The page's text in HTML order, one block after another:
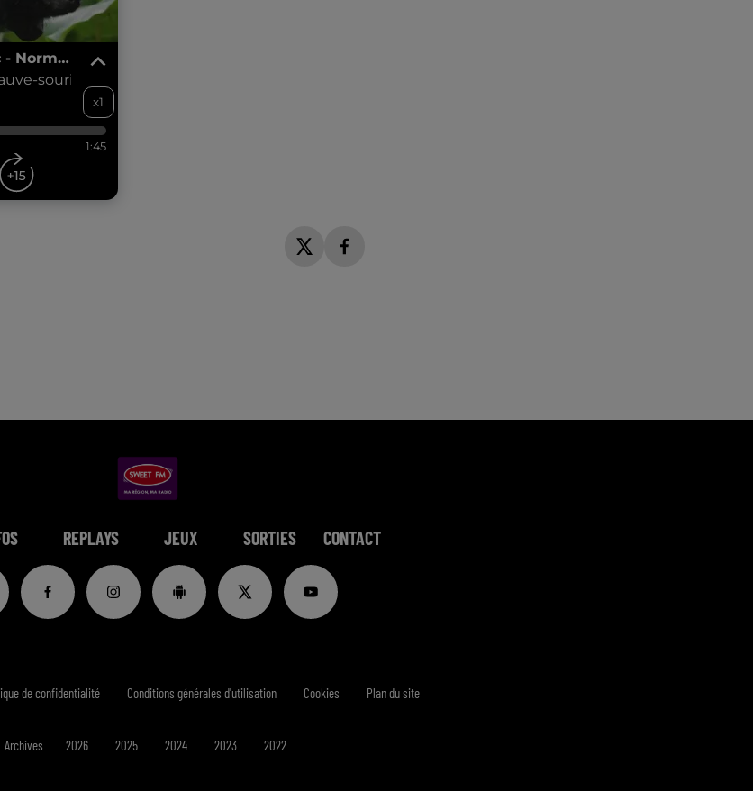
REPLAYS JEUX SORTIES CONTACT
de confidentialité Conditions générales d'utilisation Cookies Plan du site
Archives 2026 2025 2024 2023 2022